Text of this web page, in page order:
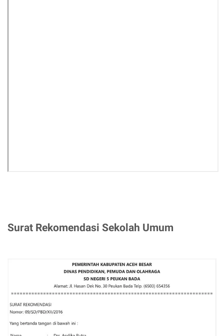
Surat Rekomendasi Sekolah Umum